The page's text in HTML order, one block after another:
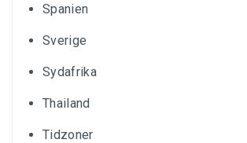
Spanien
Sverige
Sydafrika
Thailand
Tidzoner